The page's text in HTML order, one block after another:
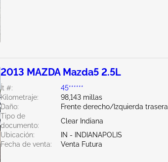
2013 MAZDA Mazda5 2.5L
Ít #:
45******
Kilometraje:
98,143 millas
Daño:
Frente derecho/Izquierda trasera
Tipo de
documento:
Clear Indiana
Ubicación:
IN - INDIANAPOLIS
Fecha de venta:
Venta Futura